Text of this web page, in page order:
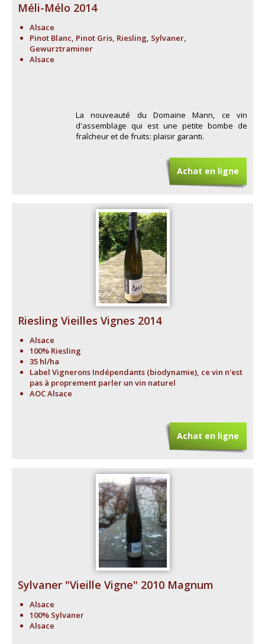
Méli-Mélo 2014
Alsace
Pinot Blanc, Pinot Gris, Riesling, Sylvaner,
Gewurztraminer
Alsace
La nouveauté du Domaine Mann, ce vin
d'assemblage qui est une petite bombe de
fraîcheur et de fruits: plaisir garanti.
Achat en ligne
Riesling Vieilles Vignes 2014
Alsace
100% Riesling
35 hl/ha
Label Vignerons Indépendants (biodynamie), ce vin n'est
pas à proprement parler un vin naturel
AOC Alsace
Achat en ligne
Sylvaner "Vieille Vigne" 2010 Magnum
Alsace
100% Sylvaner
Alsace